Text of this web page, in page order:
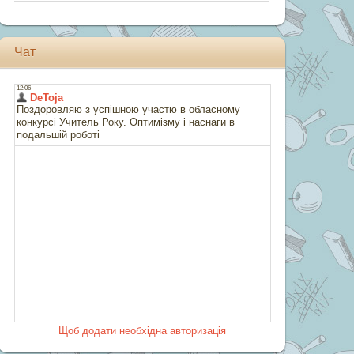
Чат
Щоб додати необхідна авторизація